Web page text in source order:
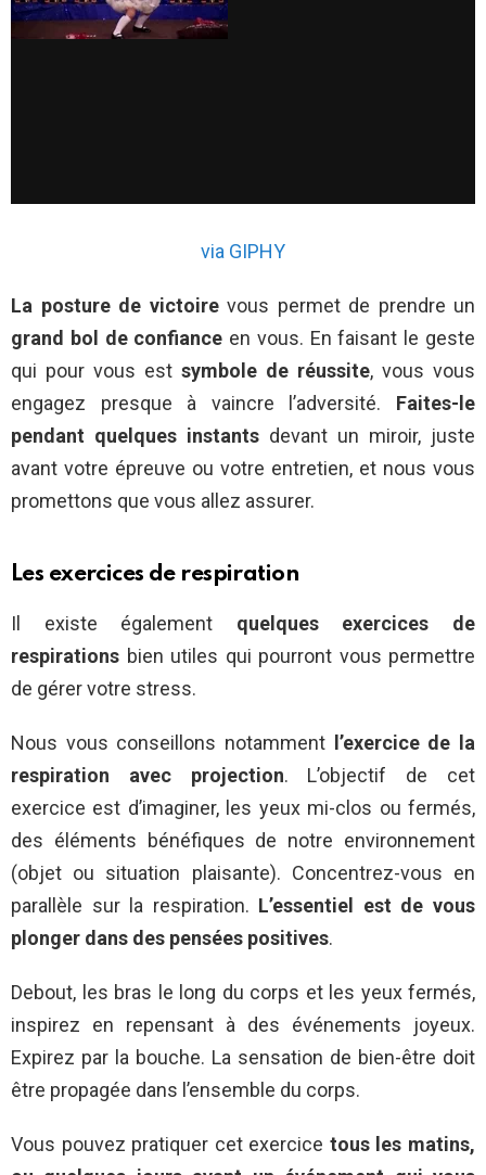
via GIPHY
La posture de victoirevous permet de prendre un
grand bol de confiance en vous. En faisant le geste
qui pour vous est symbole de réussite, vous vous
engagez presque à vaincre l’adversité. Faites-le
pendant quelques instants devant un miroir, juste
avant votre épreuve ou votre entretien, et nous vous
promettons que vous allez assurer.
Les exercices de respiration
Il existe également quelques exercices de
respirations bien utiles qui pourront vous permettre
de gérer votre stress.
Nous vous conseillons notamment l’exercice de la
respiration avec projection. L’objectif de cet
exercice est d’imaginer, les yeux mi-clos ou fermés,
des éléments bénéfiques de notre environnement
(objet ou situation plaisante). Concentrez-vous en
parallèle sur la respiration. L’essentiel est de vous
plonger dans des pensées positives.
Debout, les bras le long du corps et les yeux fermés,
inspirez en repensant à des événements joyeux.
Expirez par la bouche. La sensation de bien-être doit
être propagée dans l’ensemble du corps.
Vous pouvez pratiquer cet exercice tous les matins,